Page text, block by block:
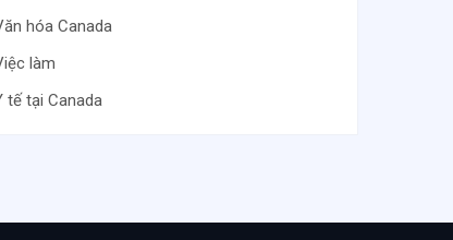
hóa Canada
làm
tế tại Canada